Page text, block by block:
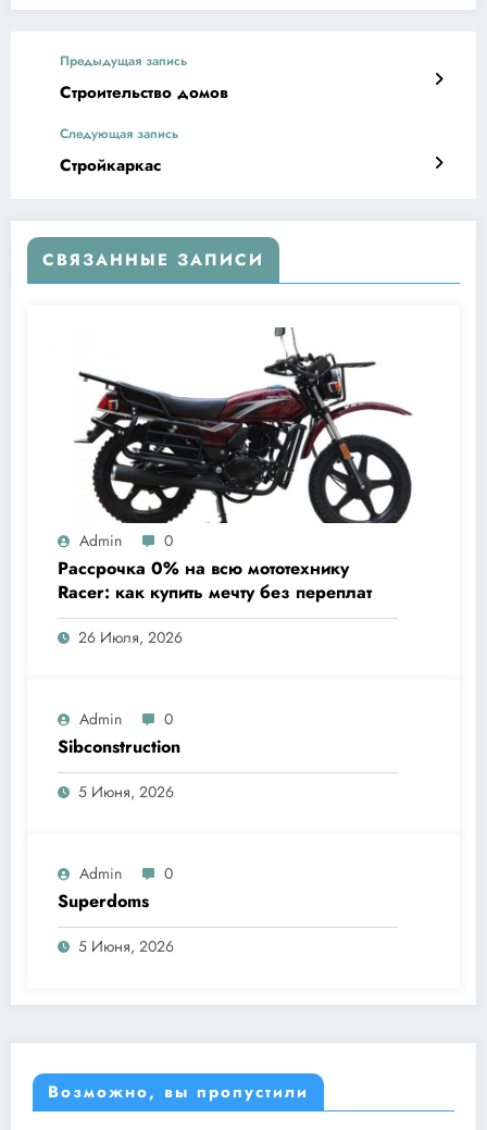
Предыдущая запись
Строительство домов
Следующая запись
Стройкаркас
СВЯЗАННЫЕ ЗАПИСИ
Admin 0
Рассрочка 0% на всю мототехнику
Racer: как купить мечту без переплат
26 Июля, 2026
Admin 0
Sibconstruction
5 Июня, 2026
Admin 0
Superdoms
5 Июня, 2026
Возможно, вы пропустили